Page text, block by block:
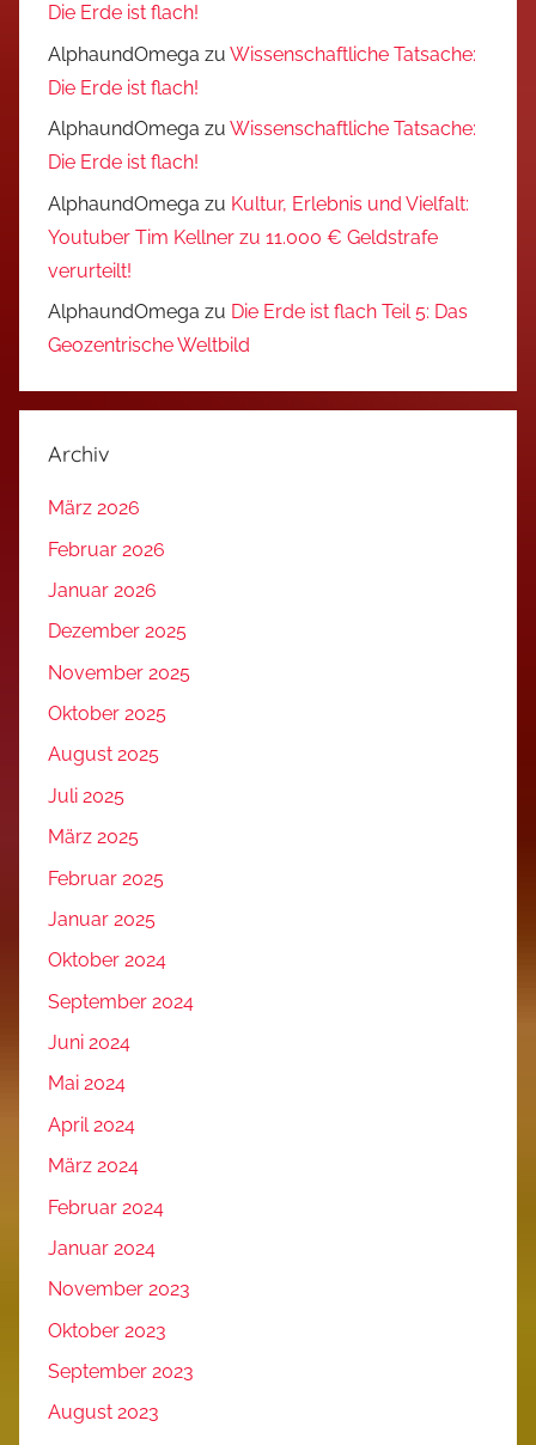
Die Erde ist flach!
AlphaundOmega zu Wissenschaftliche Tatsache:
Die Erde ist flach!
AlphaundOmega zu Wissenschaftliche Tatsache:
Die Erde ist flach!
AlphaundOmega zu Kultur, Erlebnis und Vielfalt:
Youtuber Tim Kellner zu 11.000 € Geldstrafe
verurteilt!
AlphaundOmega zu Die Erde ist flach Teil 5: Das
Geozentrische Weltbild
Archiv
März 2026
Februar 2026
Januar 2026
Dezember 2025
November 2025
Oktober 2025
August 2025
Juli 2025
März 2025
Februar 2025
Januar 2025
Oktober 2024
September 2024
Juni 2024
Mai 2024
April 2024
März 2024
Februar 2024
Januar 2024
November 2023
Oktober 2023
September 2023
August 2023